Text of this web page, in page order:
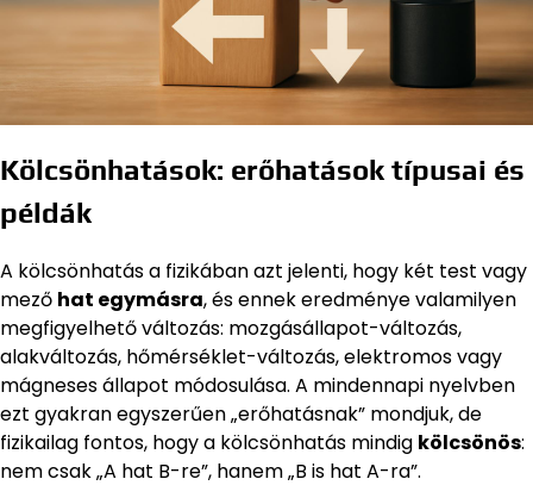
Kölcsönhatások: erőhatások típusai és
példák
A kölcsönhatás a fizikában azt jelenti, hogy két test vagy
mező hat egymásra, és ennek eredménye valamilyen
megfigyelhető változás: mozgásállapot-változás,
alakváltozás, hőmérséklet-változás, elektromos vagy
mágneses állapot módosulása. A mindennapi nyelvben
ezt gyakran egyszerűen „erőhatásnak” mondjuk, de
fizikailag fontos, hogy a kölcsönhatás mindig kölcsönös:
nem csak „A hat B-re”, hanem „B is hat A-ra”.